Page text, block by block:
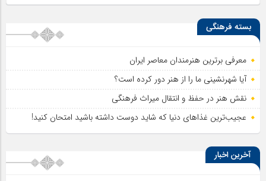
بسته فرهنگی
معرفی برترین هنرمندان معاصر ایران
آیا شهرنشینی ما را از هنر دور کرده است؟
نقش هنر در حفظ و انتقال میراث فرهنگی
عجیب‌ترین غذاهای دنیا که شاید دوست داشته باشید امتحان کنید!
آخرین اخبار